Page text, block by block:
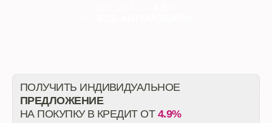
ПОЛУЧИТЬ ИНДИВИДУАЛЬНОЕ
ПРЕДЛОЖЕНИЕ
НА ПОКУПКУ В КРЕДИТ ОТ 4.9%